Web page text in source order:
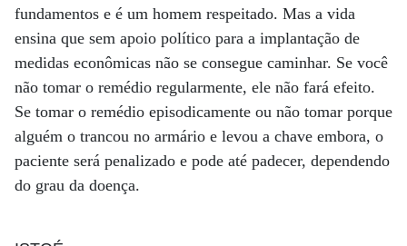
fundamentos e é um homem respeitado. Mas a vida
ensina que sem apoio político para a implantação de
medidas econômicas não se consegue caminhar. Se você
não tomar o remédio regularmente, ele não fará efeito.
Se tomar o remédio episodicamente ou não tomar porque
alguém o trancou no armário e levou a chave embora, o
paciente será penalizado e pode até padecer, dependendo
do grau da doença.